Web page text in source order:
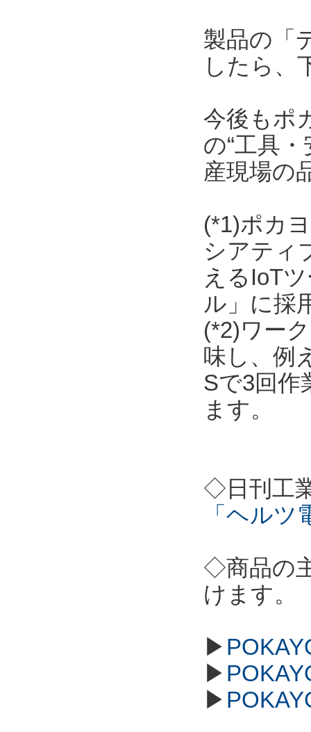
製品の「
したら、
今後もポ
の“工具
産現場の
(*1)ポカ
シアティ
えるIoT
ル」に採
(*2)ワー
味し、例
Sで3回作
ます。
◇日刊工
「ヘル
◇商品の
けます。
▶
▶
▶